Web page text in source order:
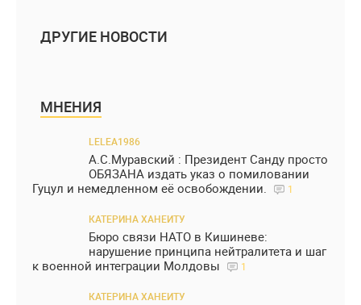
ДРУГИЕ НОВОСТИ
МНЕНИЯ
LELEA1986
А.С.Муравский : Президент Санду просто
ОБЯЗАНА издать указ о помиловании
Гуцул и немедленном её освобождении.
1
КАТЕРИНА ХАНЕИТУ
Бюро связи НАТО в Кишиневе:
нарушение принципа нейтралитета и шаг
к военной интеграции Молдовы
1
КАТЕРИНА ХАНЕИТУ